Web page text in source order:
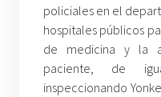
policiales en el
hospitales públicos
de medicina y la
paciente, de
inspeccionando